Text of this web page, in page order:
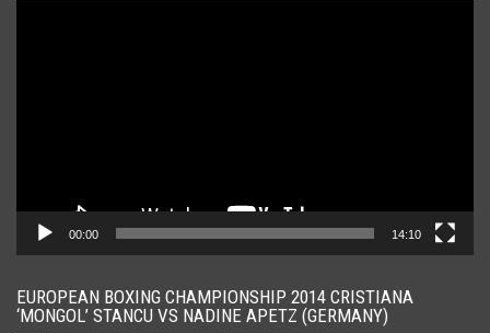
00:00 14:10
EUROPEAN BOXING CHAMPIONSHIP 2014 CRISTIANA
‘MONGOL’ STANCU VS NADINE APETZ (GERMANY)